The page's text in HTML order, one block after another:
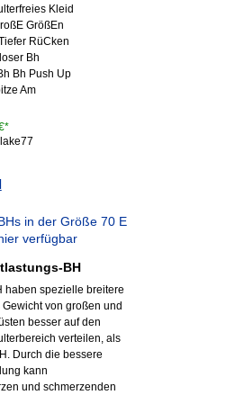
Kleid
GrößEn
RüCken
Bh
Bh Push Up
Am
in der Größe 70 E
verfügbar
BH
haben spezielle breitere
von großen und
besser auf den
verteilen, als
Durch die bessere
kann
und schmerzenden